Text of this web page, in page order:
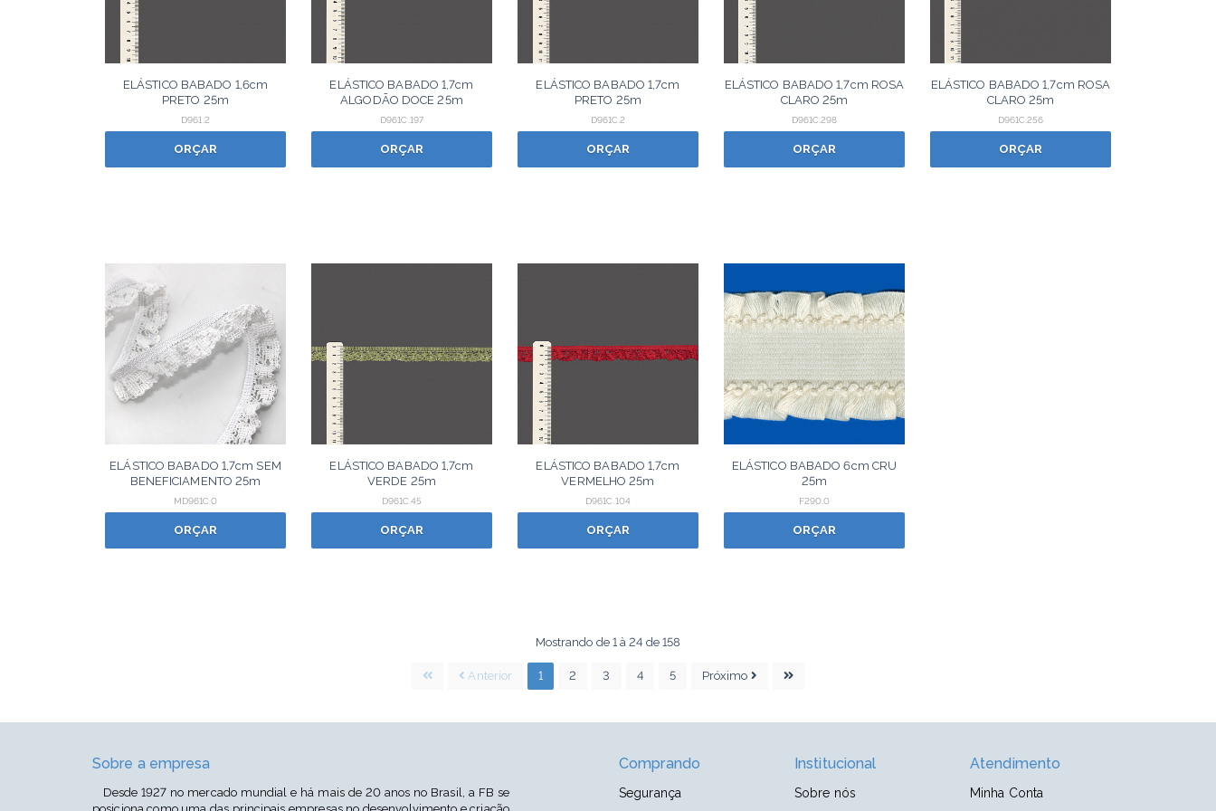
ELÁSTICO BABADO 1,6cm
PRETO 25m
D961.2
ORÇAR
ELÁSTICO BABADO 1,7cm
ALGODÃO DOCE 25m
D961C.197
ORÇAR
ELÁSTICO BABADO 1,7cm
PRETO 25m
D961C.2
ORÇAR
ELÁSTICO BABADO 1,7cm ROSA
CLARO 25m
D961C.298
ORÇAR
ELÁSTICO BABADO 1,7cm ROSA
CLARO 25m
D961C.256
ORÇAR
ELÁSTICO BABADO 1,7cm SEM
BENEFICIAMENTO 25m
MD961C.0
ORÇAR
ELÁSTICO BABADO 1,7cm
VERDE 25m
D961C.45
ORÇAR
ELÁSTICO BABADO 1,7cm
VERMELHO 25m
D961C.104
ORÇAR
ELÁSTICO BABADO 6cm CRU
25m
F290.0
ORÇAR
Mostrando de 1 à 24 de 158
Anterior 1 2 3 4 5 Próximo
Sobre a empresa
Desde 1927 no mercado mundial e há mais de 20 anos no Brasil, a FB se
Comprando
Segurança
Institucional
Sobre nós
Atendimento
Minha Conta